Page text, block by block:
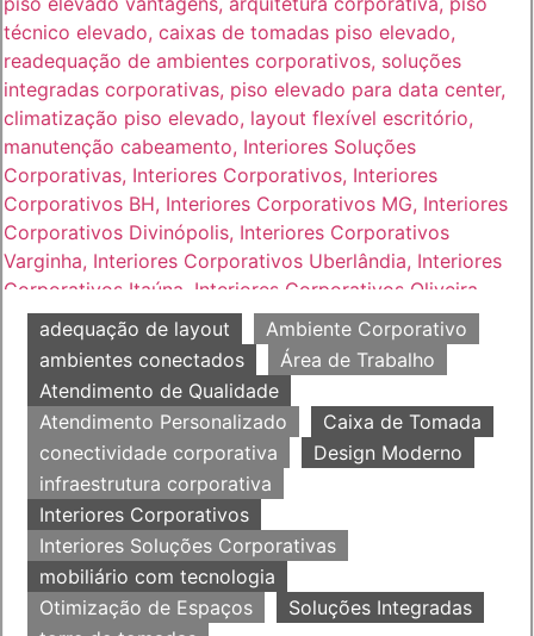
adequação de layout
Ambiente Corporativo
ambientes conectados
Área de Trabalho
Atendimento de Qualidade
Atendimento Personalizado
Caixa de Tomada
conectividade corporativa
Design Moderno
infraestrutura corporativa
Interiores Corporativos
Interiores Soluções Corporativas
mobiliário com tecnologia
Otimização de Espaços
Soluções Integradas